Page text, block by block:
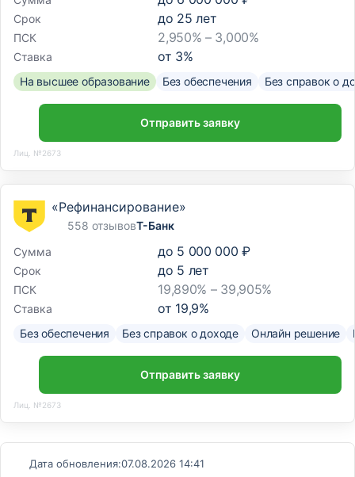
Срок до 25 лет
ПСК 2,950% – 3,000%
Ставка от 3%
На высшее образование Без обеспечения Без справок о
Отправить заявку
Лиц. №2673
«Рефинансирование»
558 отзывовТ-Банк
Сумма
до 5 000 000 ₽
Срок до 5 лет
ПСК 19,890% – 39,905%
Ставка от 19,9%
Без обеспечения Без справок о доходе Онлайн решение
Отправить заявку
Лиц. №2673
Дата обновления:07.08.2026 14:41